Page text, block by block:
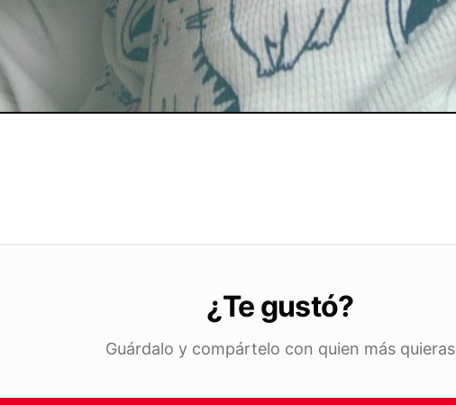
¿Te gustó?
Guárdalo y compártelo con quien más quieras